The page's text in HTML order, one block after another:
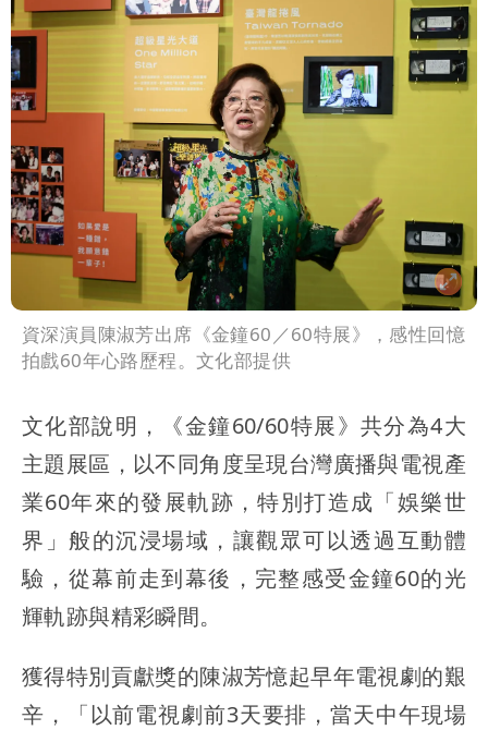
資深演員陳淑芳出席《金鐘60／60特展》，感性回憶
拍戲60年心路歷程。文化部提供
文化部說明，《金鐘60/60特展》共分為4大
主題展區，以不同角度呈現台灣廣播與電視產
業60年來的發展軌跡，特別打造成「娛樂世
界」般的沉浸場域，讓觀眾可以透過互動體
驗，從幕前走到幕後，完整感受金鐘60的光
輝軌跡與精彩瞬間。
獲得特別貢獻獎的陳淑芳憶起早年電視劇的艱
辛，「以前電視劇前3天要排，當天中午現場